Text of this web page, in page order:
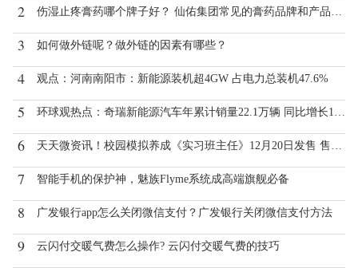
2 伤湿止疼膏药哪个牌子好？ 仙佑集团常见的膏药品牌和产品有哪些？
3 如何做外链呢？做外链的因素有哪些？
4 观点：河南南阳市：新能源装机超4GW 占电力总装机47.6%
5 环球观热点：奇瑞新能源汽车年累计销量22.1万辆 同比增长147.9%！
6 天天微资讯！校园模拟养成《实习班主任》12月20日发售 售价19元
7 智能手机的保护神，魅族Flyme系统成高端旗舰必备
8 广发银行app怎么关闭微信支付？广发银行关闭微信支付方法
9 云闪付交暖气费怎么操作? 云闪付交暖气费的技巧